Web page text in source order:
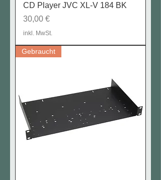
CD Player JVC XL-V 184 BK
Preis
30,00 €
inkl. MwSt.
Gebraucht